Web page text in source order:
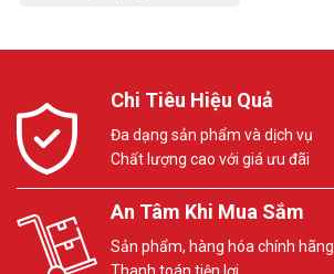
Chi Tiêu Hiệu Quả
Đa dạng sản phẩm và dịch vụ
Chất lượng cao với giá ưu đãi
An Tâm Khi Mua Sắm
Sản phẩm, hàng hóa chính hãng